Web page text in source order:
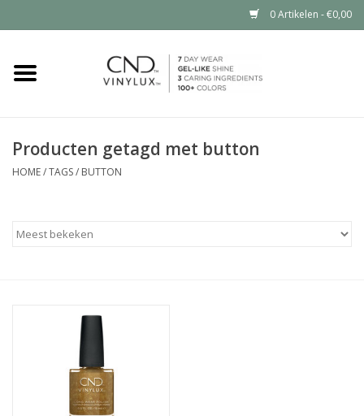
0 Artikelen - €0,00
Home
Nailart voor jou
Producten getagd met button
HOME/TAGS/ BUTTON